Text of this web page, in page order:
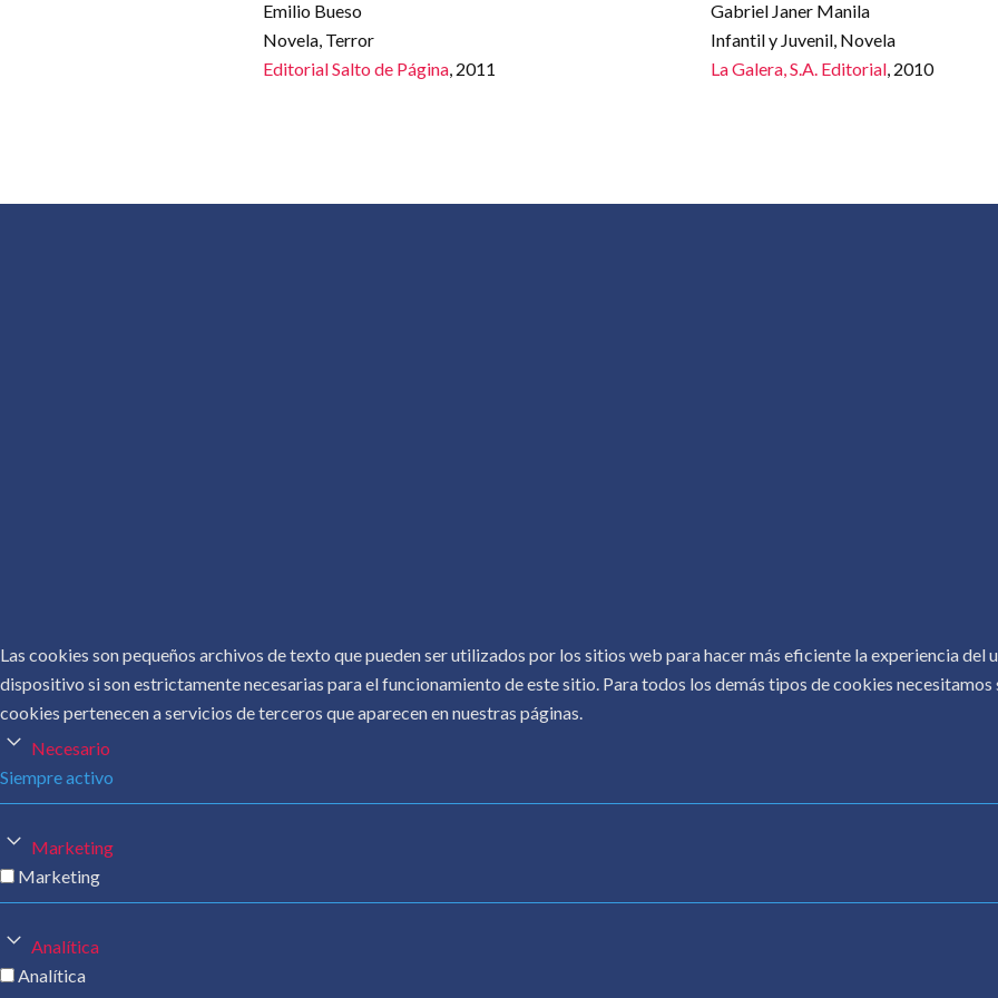
Emilio Bueso
Novela, Terror
Editorial Salto de Página, 2011
Gabriel Janer Manila
Infantil y Juvenil, Novela
La Galera, S.A. Editorial, 2010
Las cookies son pequeños archivos de texto que pueden ser utilizados por los sitios web para hacer más eficiente la experiencia del
dispositivo si son estrictamente necesarias para el funcionamiento de este sitio. Para todos los demás tipos de cookies
cookies pertenecen a servicios de terceros que aparecen en nuestras páginas.
Necesario
Siempre activo
Marketing
Marketing
Analítica
Analítica